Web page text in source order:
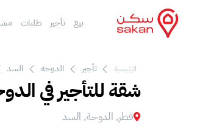
بيع تأجير طلبات
الرئيسية تأجير الدوحة السد
شقة للتأجير في
قطر, الدوحة, السد